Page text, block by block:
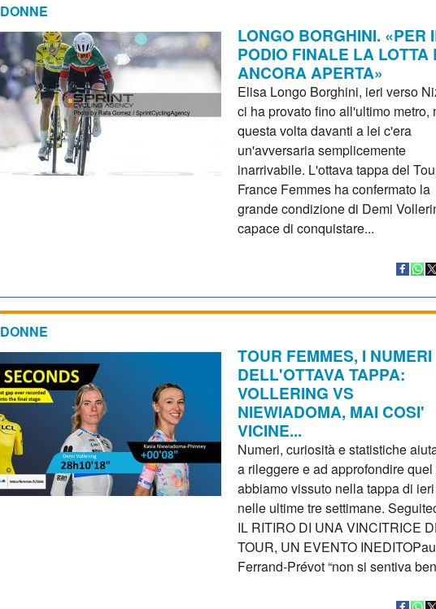
DONNE
LONGO BORGHINI. «PER
PODIO FINALE LA LOTTA
ANCORA APERTA»
Elisa Longo Borghini, ieri verso
ci ha provato fino all'ultimo metro,
questa volta davanti a lei c'era
un'avversaria semplicemente
inarrivabile. L'ottava tappa del
France Femmes ha confermato la
grande condizione di Demi
capace di conquistare...
DONNE
TOUR FEMMES, I NUMERI
DELL'OTTAVA TAPPA:
VOLLERING VS
NIEWIADOMA, MAI COSI'
VICINE...
Numeri, curiosità e statistiche
a rileggere e ad approfondire
abbiamo vissuto nella tappa di
nelle ultime tre settimane.
IL RITIRO DI UNA VINCITRICE
TOUR, UN EVENTO
Ferrand-Prévot “non si sentiva